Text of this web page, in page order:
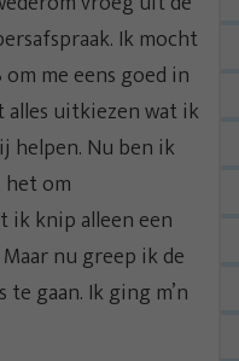
Ik mocht
me eens goed in
uitkiezen wat ik
helpen. Nu ben ik
het om
ik knip alleen een
nu greep ik de
te gaan. Ik ging m’n